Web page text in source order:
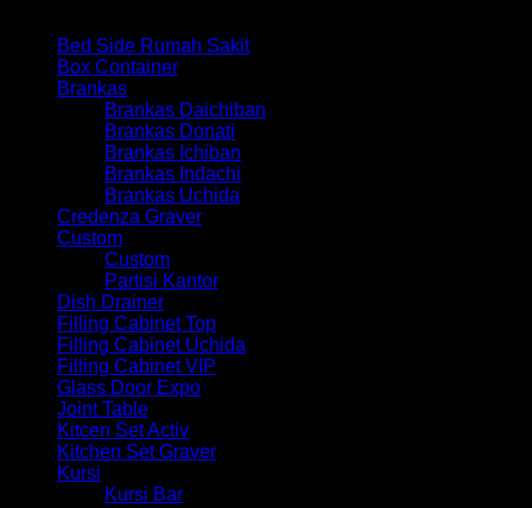
Bed Side Rumah Sakit
Box Container
Brankas
Brankas Daichiban
Brankas Donati
Brankas Ichiban
Brankas Indachi
Brankas Uchida
Credenza Graver
Custom
Custom
Partisi Kantor
Dish Drainer
Filling Cabinet Top
Filling Cabinet Uchida
Filling Cabinet VIP
Glass Door Expo
Joint Table
Kitcen Set Activ
Kitchen Set Graver
Kursi
Kursi Bar